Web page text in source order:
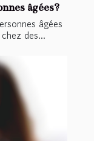
âgées?
âgées
des...